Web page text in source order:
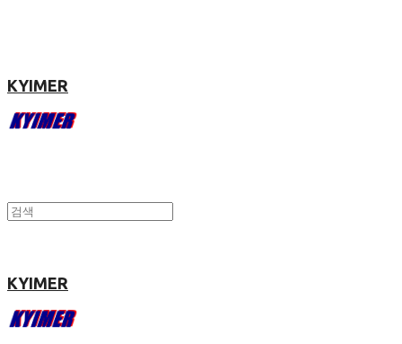
KYIMER
KYIMER